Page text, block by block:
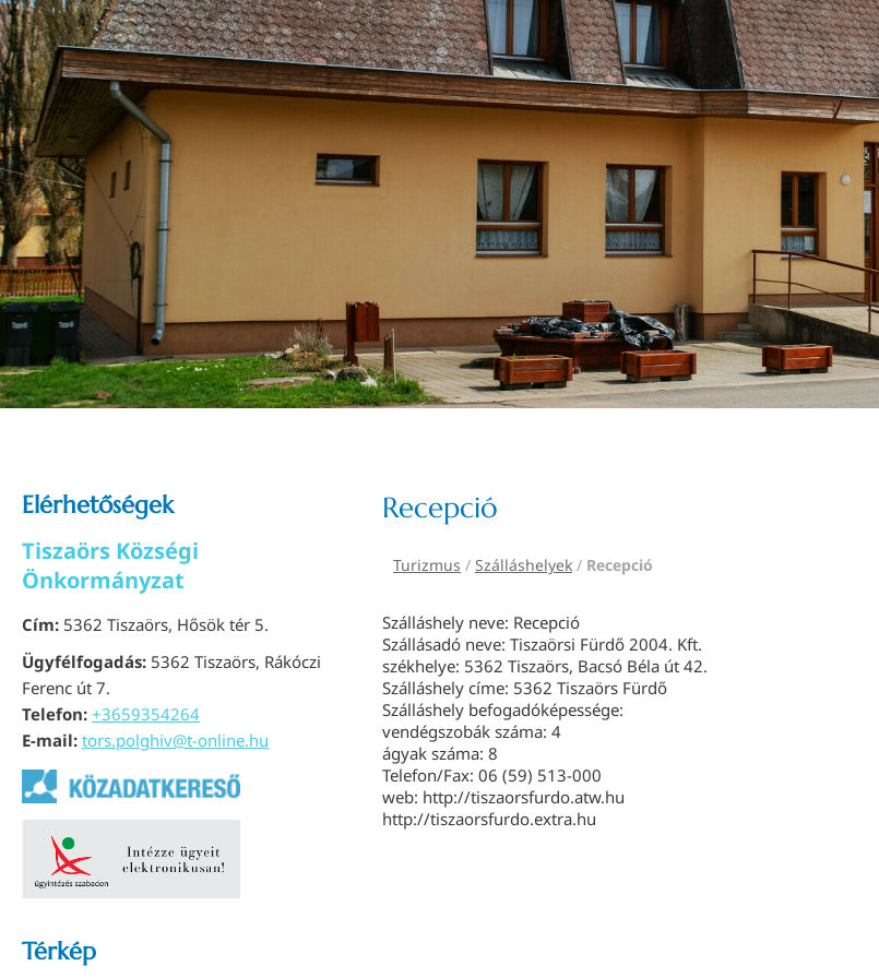
Elérhetőségek
Tiszaörs Községi
Önkormányzat
Cím: 5362 Tiszaörs, Hősök tér 5.
Ügyfélfogadás: 5362 Tiszaörs, Rákóczi
Ferenc út 7.
Telefon: +3659354264
E-mail: tors.polghiv@t-online.hu
Térkép
Recepció
Turizmus / Szálláshelyek / Recepció
Szálláshely neve: Recepció
Szállásadó neve: Tiszaörsi Fürdő 2004. Kft.
székhelye: 5362 Tiszaörs, Bacsó Béla út 42.
Szálláshely címe: 5362 Tiszaörs Fürdő
Szálláshely befogadóképessége:
vendégszobák száma: 4
ágyak száma: 8
Telefon/Fax: 06 (59) 513-000
web: http://tiszaorsfurdo.atw.hu
http://tiszaorsfurdo.extra.hu